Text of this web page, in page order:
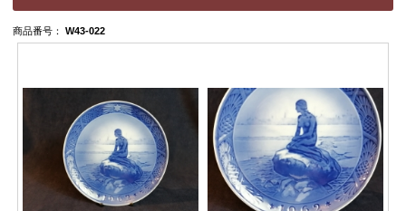
商品番号： W43-022